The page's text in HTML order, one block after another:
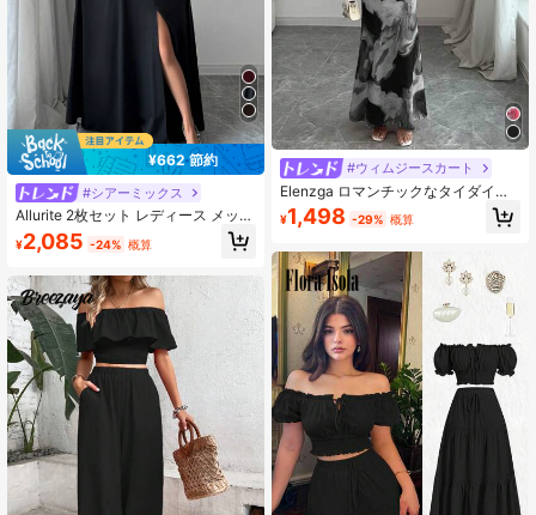
¥662 節約
#シアーミックス
Allurite 2枚セット レディース メッシ
ュ パッチワーク Tシャツ&ロングス
カート、ミニマリスト セクシーな衣
楽フェス、新学期、デイリー、春
夏、長袖
¥2,085 -24% 概算
#ウィムジースカート
Elenzga ロマンチックなタイダイ柄
フリルカラータンクトップ&スカート
2点セット
¥1,498 -29% 概算